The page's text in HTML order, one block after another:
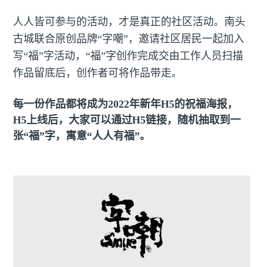
人人皆可参与的活动，才是真正的社区活动。南头
古城联合原创品牌“字嘲”，邀请社区居民一起加入
写“福”字活动，“福”字创作完成交由工作人员扫描
作品留底后，创作者可将作品带走。
每一份作品都将成为2022年新年H5的祝福海报，
H5上线后，大家可以通过H5链接，随机抽取到一
张“福”字，寓意“人人有福”。